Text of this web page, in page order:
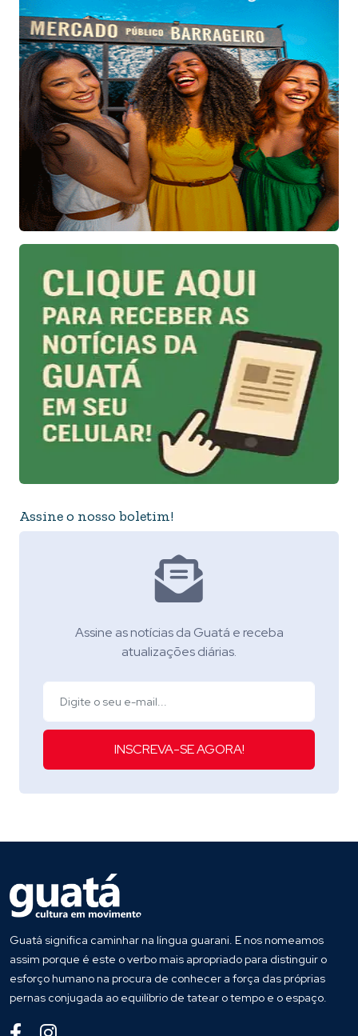
Assine o nosso boletim!
Assine as notícias da Guatá e receba
atualizações diárias.
INSCREVA-SE AGORA!
Guatá significa caminhar na língua guarani. E nos nomeamos
assim porque é este o verbo mais apropriado para distinguir o
esforço humano na procura de conhecer a força das próprias
pernas conjugada ao equilíbrio de tatear o tempo e o espaço.